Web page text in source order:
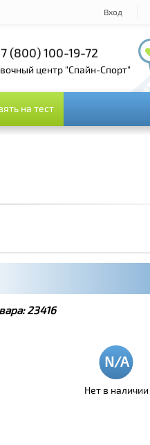
Вход
(800) 100-19-72
центр "Спайн-Спорт"
на тест
на тест
23416
Нет в наличии